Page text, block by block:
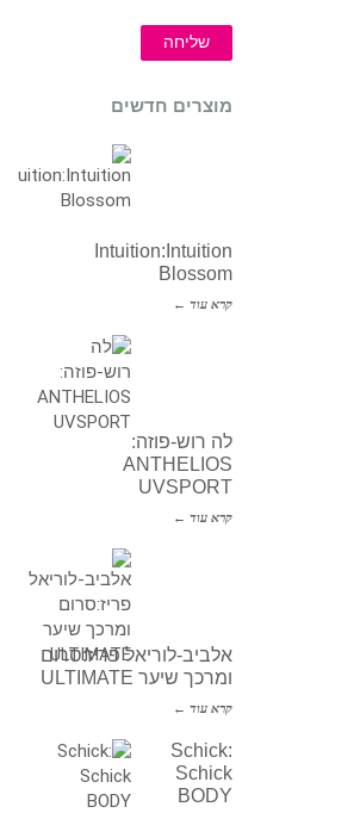
שליחה
מוצרים חדשים
Intuition:Intuition
Blossom
קרא עוד ←
לה רוש-פוזה:
ANTHELIOS
UVSPORT
קרא עוד ←
אלביב-לוריאל פריז:סרום
ומרכך שיער ULTIMATE
קרא עוד ←
Schick:
Schick
BODY